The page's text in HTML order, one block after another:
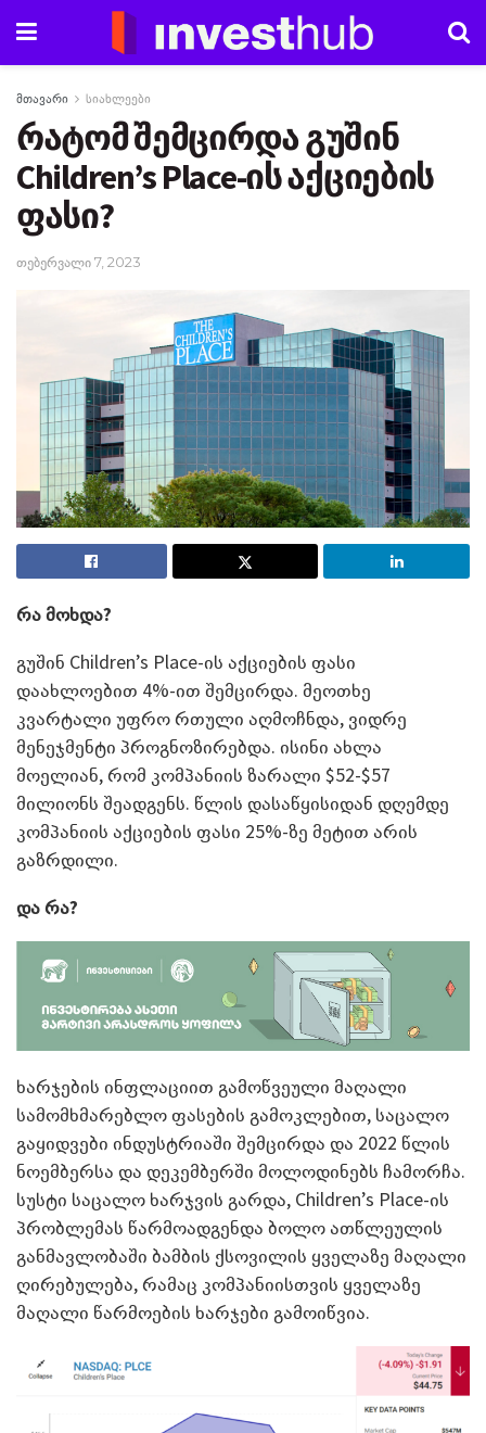
მთავარი სიახლეები
რატომ შემცირდა გუშინ
Children’s Place-ის აქციების
ფასი?
თებერვალი 7, 2023
რა მოხდა?
გუშინ Children’s Place-ის აქციების ფასი
დაახლოებით 4%-ით შემცირდა. მეოთხე
კვარტალი უფრო რთული აღმოჩნდა, ვიდრე
მენეჯმენტი პროგნოზირებდა. ისინი ახლა
მოელიან, რომ კომპანიის ზარალი $52-$57
მილიონს შეადგენს. წლის დასაწყისიდან დღემდე
კომპანიის აქციების ფასი 25%-ზე მეტით არის
გაზრდილი.
და რა?
ხარჯების ინფლაციით გამოწვეული მაღალი
სამომხმარებლო ფასების გამოკლებით, საცალო
გაყიდვები ინდუსტრიაში შემცირდა და 2022 წლის
ნოემბერსა და დეკემბერში მოლოდინებს ჩამორჩა.
სუსტი საცალო ხარჯვის გარდა, Children’s Place-ის
პრობლემას წარმოადგენდა ბოლო ათწლეულის
განმავლობაში ბამბის ქსოვილის ყველაზე მაღალი
ღირებულება, რამაც კომპანიისთვის ყველაზე
მაღალი წარმოების ხარჯები გამოიწვია.